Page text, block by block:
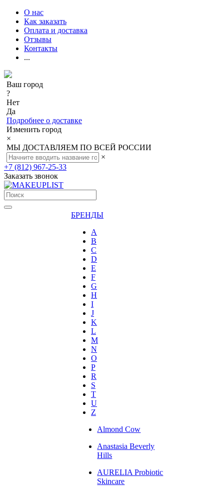
О нас
Как заказать
Оплата и доставка
Отзывы
Контакты
...
Ваш город
?
Нет
Да
Подробнее о доставке
Изменить город
×
МЫ ДОСТАВЛЯЕМ ПО ВСЕЙ РОССИИ
×
+7 (812) 967-25-33
Заказать звонок
БРЕНДЫ
A
B
C
D
E
F
G
H
I
J
K
L
M
N
O
P
R
S
T
U
Z
Almond Cow
Anastasia Beverly
Hills
AURELIA Probiotic
Skincare